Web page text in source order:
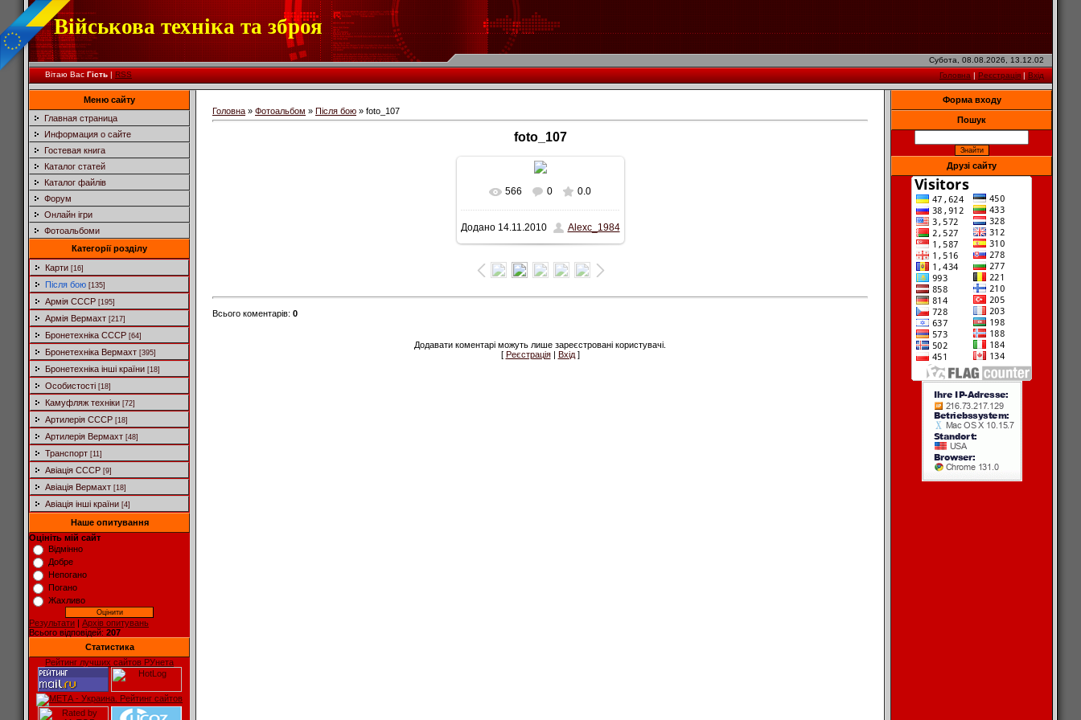
Військова техніка та зброя
Субота, 08.08.2026, 13.12.02
Вітаю Вас Гість|RSS Головна|Реєстрація|Вхід
Меню сайту
Главная страница
Информация о сайте
Гостевая книга
Каталог статей
Каталог файлів
Форум
Онлайн ігри
Фотоальбоми
Категорії розділу
Карти [16]
Після бою [135]
Армія СССР [195]
Армія Вермахт [217]
Бронетехніка СССР [64]
Бронетехніка Вермахт [395]
Бронетехніка інші країни [18]
Особистості [18]
Камуфляж техніки [72]
Артилерія СССР [18]
Артилерія Вермахт [48]
Транспорт [11]
Авіація СССР [9]
Авіація Вермахт [18]
Авіація інші країни [4]
Наше опитування
Оцініть мій сайт
Відмінно
Добре
Непогано
Погано
Жахливо
Результати | Архів опитувань
Всього відповідей: 207
Статистика
Рейтинг лучших сайтов РУнета
Головна » Фотоальбом » Після бою » foto_107
foto_107
У реальному розмірі
750x344/ 50.7Kb
566 0 0.0
Додано14.11.2010 Alexc_1984
Всього коментарів: 0
Додавати коментарі можуть лише зареєстровані користувачі.
[ Реєстрація| Вхід]
Форма входу
Пошук
Друзі сайту